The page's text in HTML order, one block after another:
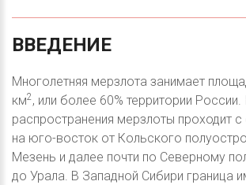
ВВЕДЕНИЕ
Многолетняя мерзлота занимает
км2, или более 60% территории
распространения мерзлоты проходит
на юго-восток от Кольского
Мезень и далее почти по Северному
до Урала. В Западной Сибири граница